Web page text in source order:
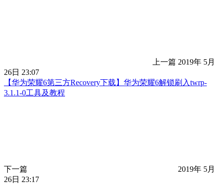
上一篇 2019年 5月
26日 23:07
【华为荣耀6第三方Recovery下载】华为荣耀6解锁刷入twrp-
3.1.1-0工具及教程
下一篇
2019年 5月
26日 23:17